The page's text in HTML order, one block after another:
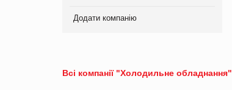
Додати компанію
Всі компанії "Холодильне обладнання"